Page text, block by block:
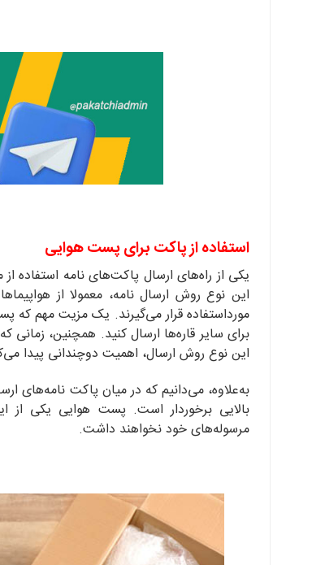
استفاده از پاکت برای پست هوایی
یکی از راه‌های ارسال پاکت‌های نامه استفاده
این نوع روش ارسال نامه، معمولا از
مورداستفاده قرار می‌گیرند. یک مزیت مهم که
این نوع روش ارسال، اهمیت دوچندانی پیدا
به‌علاوه، می‌دانیم که در میان پاکت نامه‌های
بالایی برخوردار است. پست هوایی یکی از
مرسوله‌های خود نخواهند داشت.